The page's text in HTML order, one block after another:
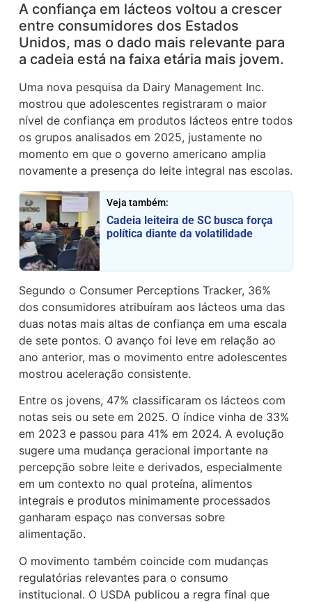
A confiança em lácteos voltou a crescer
entre consumidores dos Estados
Unidos, mas o dado mais relevante para
a cadeia está na faixa etária mais jovem.
Uma nova pesquisa da Dairy Management Inc.
mostrou que adolescentes registraram o maior
nível de confiança em produtos lácteos entre todos
os grupos analisados em 2025, justamente no
momento em que o governo americano amplia
novamente a presença do leite integral nas escolas.
Veja também:
Cadeia leiteira de SC busca força
política diante da volatilidade
Segundo o Consumer Perceptions Tracker, 36%
dos consumidores atribuíram aos lácteos uma das
duas notas mais altas de confiança em uma escala
de sete pontos. O avanço foi leve em relação ao
ano anterior, mas o movimento entre adolescentes
mostrou aceleração consistente.
Entre os jovens, 47% classificaram os lácteos com
notas seis ou sete em 2025. O índice vinha de 33%
em 2023 e passou para 41% em 2024. A evolução
sugere uma mudança geracional importante na
percepção sobre leite e derivados, especialmente
em um contexto no qual proteína, alimentos
integrais e produtos minimamente processados
ganharam espaço nas conversas sobre
alimentação.
O movimento também coincide com mudanças
regulatórias relevantes para o consumo
institucional. O USDA publicou a regra final que